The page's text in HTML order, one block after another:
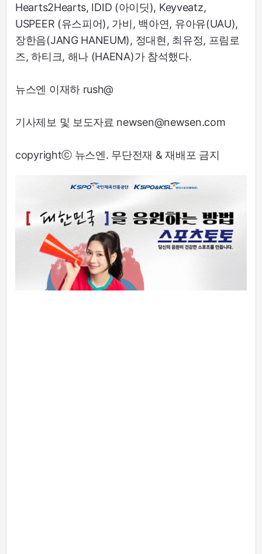
Hearts2Hearts, IDID (아이딧), Keyveatz,
USPEER (유스피어), 가비, 백아연, 유아유(UAU),
장한음(JANG HANEUM), 정대현, 최유정, 프림로
즈, 하티크, 해나 (HAENA)가 참석했다.
뉴스엔 이재하 rush@
기사제보 및 보도자료 newsen@newsen.com
copyrightⓒ 뉴스엔. 무단전재 & 재배포 금지